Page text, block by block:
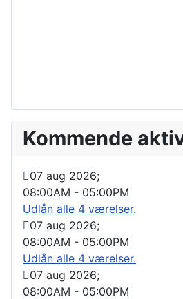
Kommende
07 aug 2026;
08:00AM - 05:00PM
Udlån alle 4 værelser.
07 aug 2026;
08:00AM - 05:00PM
Udlån alle 4 værelser.
07 aug 2026;
08:00AM - 05:00PM